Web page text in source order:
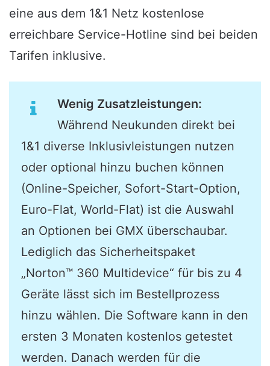
eine aus dem 1&1 Netz kostenlose
erreichbare Service-Hotline sind bei beiden
Tarifen inklusive.
Wenig Zusatzleistungen:
Während Neukunden direkt bei
1&1 diverse Inklusivleistungen nutzen
oder optional hinzu buchen können
(Online-Speicher, Sofort-Start-Option,
Euro-Flat, World-Flat) ist die Auswahl
an Optionen bei GMX überschaubar.
Lediglich das Sicherheitspaket
„Norton™ 360 Multidevice“ für bis zu 4
Geräte lässt sich im Bestellprozess
hinzu wählen. Die Software kann in den
ersten 3 Monaten kostenlos getestet
werden. Danach werden für die